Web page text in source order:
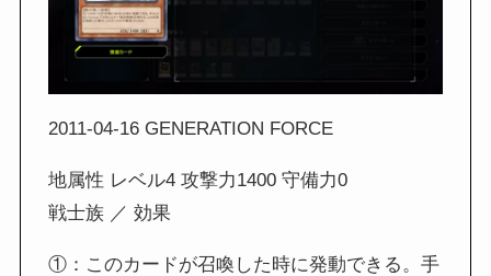
2011-04-16 GENERATION FORCE
地属性 レベル4 攻撃力1400 守備力0
戦士族 ／ 効果
①：このカードが召喚した時に発動できる。手